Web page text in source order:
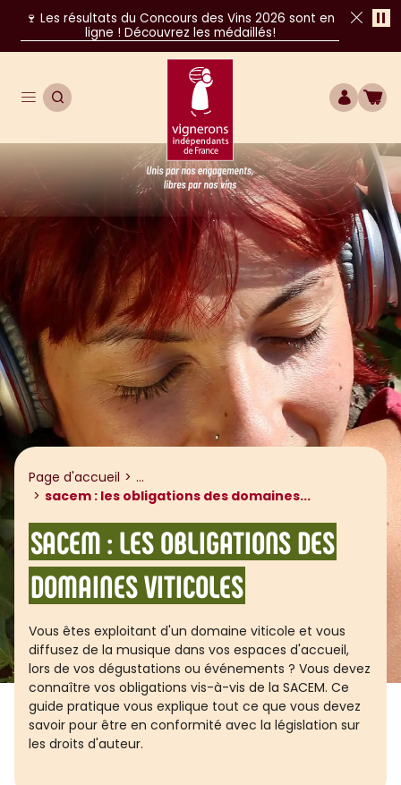
🍷 Les résultats du Concours des Vins 2026 sont en
ligne ! Découvrez les médaillés!
Ouvrir le menu de navigation
OUVRIR LA RECHERCHE
Unis par nos engagements, libres par
COMPTE
Page d'accueil ...
sacem : les obligations des domaines...
SACEM : LES OBLIGATIONS DES
DOMAINES VITICOLES
Vous êtes exploitant d'un domaine viticole et vous
diffusez de la musique dans vos espaces d'accueil,
lors de vos dégustations ou événements ? Vous devez
connaître vos obligations vis-à-vis de la SACEM. Ce
guide pratique vous explique tout ce que vous devez
savoir pour être en conformité avec la législation sur
les droits d'auteur.